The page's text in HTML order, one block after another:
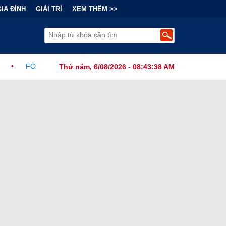
ĐÌNH GIẢI TRÍ XEM THÊM >>
Thứ năm, 6/08/2026 - 08:43:40 AM
Lệnh Cấm Robot Hút Bụi Thông Minh Sản Xuất Tại Nước